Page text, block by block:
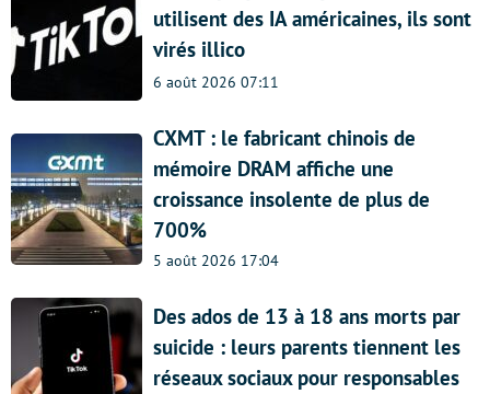
utilisent des IA américaines, ils sont
virés illico
6 août 2026 07:11
CXMT : le fabricant chinois de
mémoire DRAM affiche une
croissance insolente de plus de
700%
5 août 2026 17:04
Des ados de 13 à 18 ans morts par
suicide : leurs parents tiennent les
réseaux sociaux pour responsables